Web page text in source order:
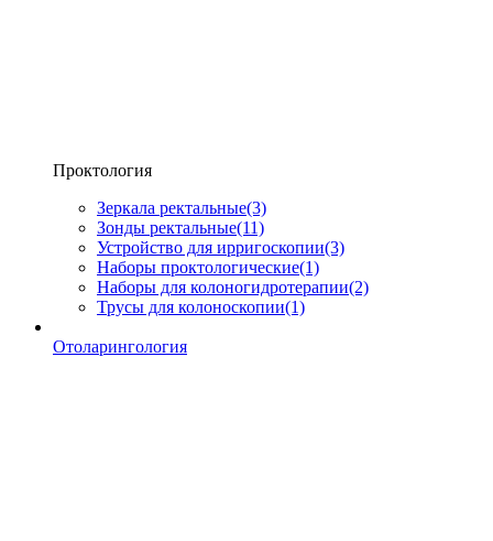
Проктология
Зеркала ректальные(3)
Зонды ректальные(11)
Устройство для ирригоскопии(3)
Наборы проктологические(1)
Наборы для колоногидротерапии(2)
Трусы для колоноскопии(1)
Отоларингология